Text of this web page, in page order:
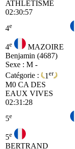
ATHLETISME
02:30:57
4e
4e
MAZOIRE
Benjamin (4687)
Sexe : M -
Catégorie :
1 er
M0 CA DES
EAUX VIVES
02:31:28
5e
5e
BERTRAND